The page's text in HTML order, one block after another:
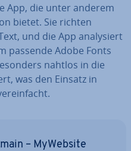
App, die unter anderem
bietet. Sie richten
und die App ana­ly­siert
passende Adobe Fonts
nahtlos in die
was den Einsatz in
– MyWebsite